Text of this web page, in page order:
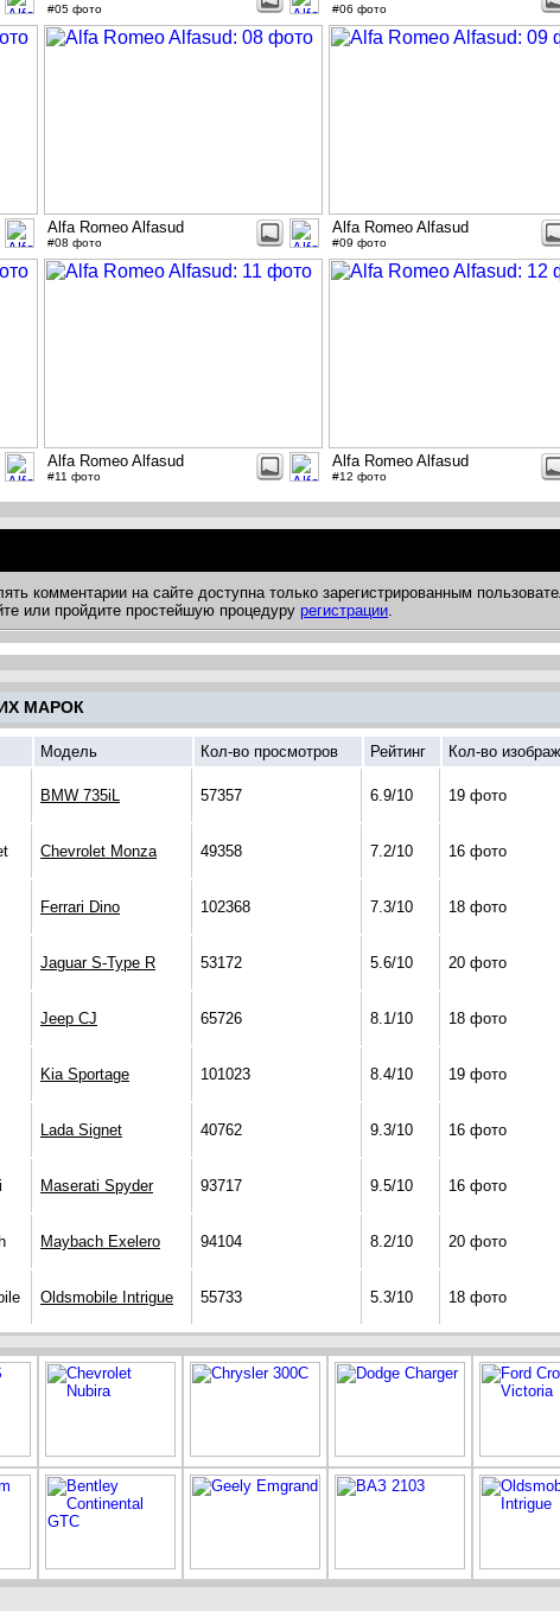
#05 фото #06 фото
Alfa Romeo Alfasud
#08 фото
Alfa Romeo Alfasud
#09 фото
Alfa Romeo Alfasud
#11 фото
Alfa Romeo Alfasud
#12 фото
комментарии на сайте доступна только зарегистрированным
или пройдите простейшую процедуру регистрации.
МАРОК
Модель Кол-во просмотров Рейтинг Кол-во
BMW 735iL 57357 6.9/10 19 фото
Chevrolet Monza 49358 7.2/10 16 фото
Ferrari Dino 102368 7.3/10 18 фото
Jaguar S-Type R 53172 5.6/10 20 фото
Jeep CJ 65726 8.1/10 18 фото
Kia Sportage 101023 8.4/10 19 фото
Lada Signet 40762 9.3/10 16 фото
Maserati Spyder 93717 9.5/10 16 фото
Maybach Exelero 94104 8.2/10 20 фото
Oldsmobile Intrigue 55733 5.3/10 18 фото